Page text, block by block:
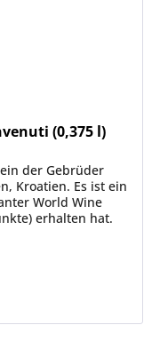
(0,375 l)
der Gebrüder
Kroatien. Es ist ein
World Wine
erhalten hat.